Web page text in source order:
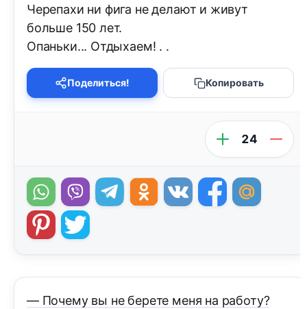
Черепахи ни фига не делают и живут
больше 150 лет.
Опаньки... Отдыхаем! . .
Поделиться! Копировать
24
— Почему вы не берете меня на работу?